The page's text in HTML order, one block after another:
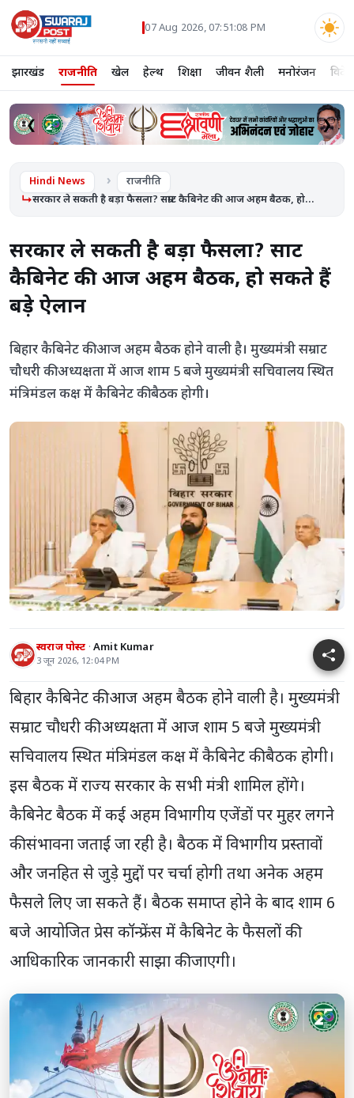
07 Aug 2026, 07:51:09 PM
झारखंड राजनीति खेल हेल्थ शिक्षा जीवन शैली मनोरंजन विदेश
❮ ❯
Hindi News राजनीति
सरकार ले सकती है बड़ा फैसला? सम्राट कैबिनेट की आज अहम बैठक, हो...
सरकार ले सकती है बड़ा फैसला? सम्राट
कैबिनेट की आज अहम बैठक, हो सकते हैं
बड़े ऐलान
बिहार कैबिनेट की आज अहम बैठक होने वाली है। मुख्यमंत्री सम्राट
चौधरी की अध्यक्षता में आज शाम 5 बजे मुख्यमंत्री सचिवालय स्थित
मंत्रिमंडल कक्ष में कैबिनेट की बैठक होगी।
स्वराज पोस्ट Amit Kumar
3 जून 2026, 12:04 PM
बिहार कैबिनेट की आज अहम बैठक होने वाली है। मुख्यमंत्री
सम्राट चौधरी की अध्यक्षता में आज शाम 5 बजे मुख्यमंत्री
सचिवालय स्थित मंत्रिमंडल कक्ष में कैबिनेट की बैठक होगी।
इस बैठक में राज्य सरकार के सभी मंत्री शामिल होंगे।
कैबिनेट बैठक में कई अहम विभागीय एजेंडों पर मुहर लगने
की संभावना जताई जा रही है। बैठक में विभागीय प्रस्तावों
और जनहित से जुड़े मुद्दों पर चर्चा होगी तथा अनेक अहम
फैसले लिए जा सकते हैं। बैठक समाप्त होने के बाद शाम 6
बजे आयोजित प्रेस कॉन्फ्रेंस में कैबिनेट के फैसलों की
आधिकारिक जानकारी साझा की जाएगी।